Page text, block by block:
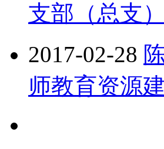
支部（总支
2017-02-28
师教育资源